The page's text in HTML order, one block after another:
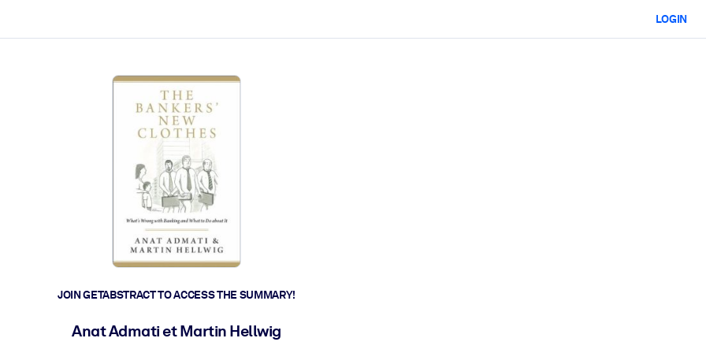
LOGIN
JOIN GETABSTRACT TO ACCESS THE SUMMARY!
Anat Admati et Martin Hellwig